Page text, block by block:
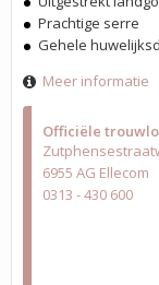
Officiële
6955 AG Ellecom
0313 - 430 600
Prachtige serre
Gehele
Meer informatie